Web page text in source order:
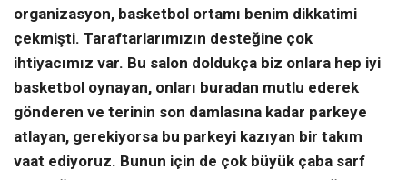
organizasyon, basketbol ortamı benim dikkatimi
çekmişti. Taraftarlarımızın desteğine çok
ihtiyacımız var. Bu salon doldukça biz onlara hep iyi
basketbol oynayan, onları buradan mutlu ederek
gönderen ve terinin son damlasına kadar parkeye
atlayan, gerekiyorsa bu parkeyi kazıyan bir takım
vaat ediyoruz. Bunun için de çok büyük çaba sarf